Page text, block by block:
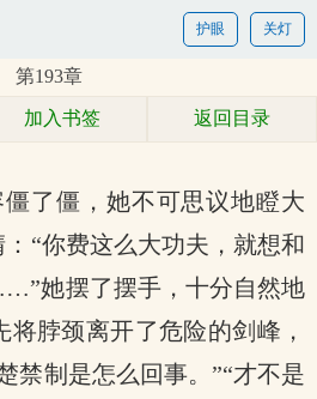
关灯
护眼
第193章
加入书签 返回目录
了僵，她不可思议地瞪大
“你费这么大功夫，就想和
她摆了摆手，十分自然地
脖颈离开了危险的剑峰，
禁制是怎么回事。”“才不是